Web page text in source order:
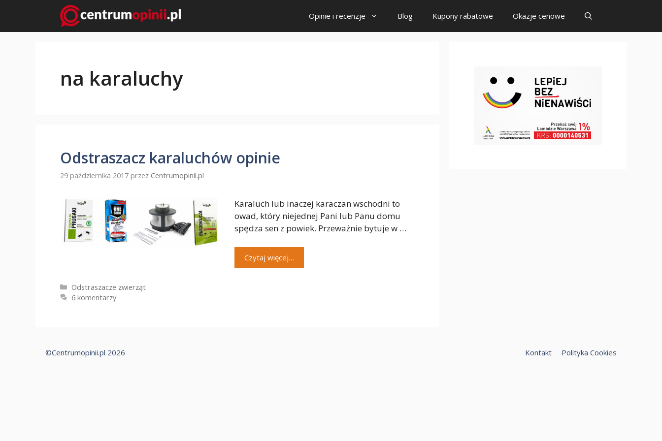
treści
Opinie i recenzje Blog Kupony rabatowe Okazje cenowe
na karaluchy
Odstraszacz karaluchów opinie
29 października 2017 przez Centrumopinii.pl
Karaluch lub inaczej karaczan wschodni to
owad, który niejednej Pani lub Panu domu
spędza sen z powiek. Przeważnie bytuje w …
Czytaj więcej…
Kategorie
Odstraszacze zwierząt
6 komentarzy
Kontakt Polityka Cookies
©Centrumopinii.pl 2026